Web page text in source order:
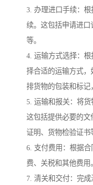
3. 办理进口手续：
续。这包括申请进
等。
4. 运输方式选择：
择合适的运输方式
排货物的包装和标记
5. 运输和报关：将货
这包括提供必要的
证明、货物检验证书
6. 支付费用：根据
费、关税和其他费用。
7. 清关和交付：完